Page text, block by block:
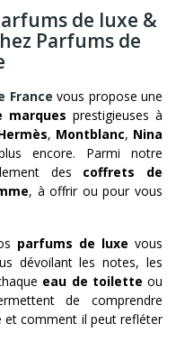
de luxe &
Parfums de
France vous propose une
marques prestigieuses à
, Montblanc, Nina
encore. Parmi notre
des coffrets de
, à offrir ou pour vous
parfums de luxe vous
dévoilant les notes, les
eau de toilette ou
de comprendre
et comment il peut refléter